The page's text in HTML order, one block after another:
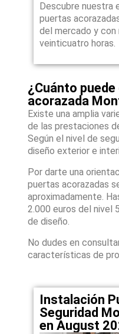
Descubre nuestra
puertas
del mercado y con
veinticuatro horas.
¿Cuánto
acorazada
Existe una amplia
de las prestaciones
Según el nivel de
diseño exterior e
Por darte una
puertas acorazadas
aproximadamente.
2.000 euros del nivel
de diseño.
No dudes en
características de
Instalación
Seguridad
en August